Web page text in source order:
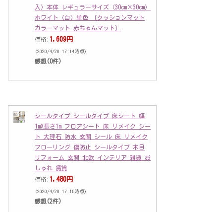
入）本体 レギュラーサイズ（30cm×30cm）
ホワイト（白）単色 〔クッションマット
カラーマット 赤ちゃんマット〕
価格: 1,609円
(2020/4/28 17:14時点)
感想(0件)
シールタイプ シールタイプ 床シート 幅
1mX長さ1m フロアシート 床 リメイク シー
ト 大理石 防水 玄関 シール 床 リメイク
フローリング 傷防止 シールタイプ 木目
リフォーム 玄関 北欧 インテリア 雑貨 お
しゃれ 賃貸
価格: 1,480円
(2020/4/28 17:15時点)
感想(2件)